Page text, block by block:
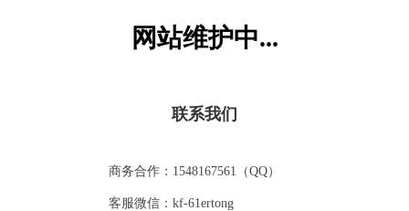
网站维护中...
联系我们
商务合作：1548167561（QQ）
客服微信：kf-61ertong